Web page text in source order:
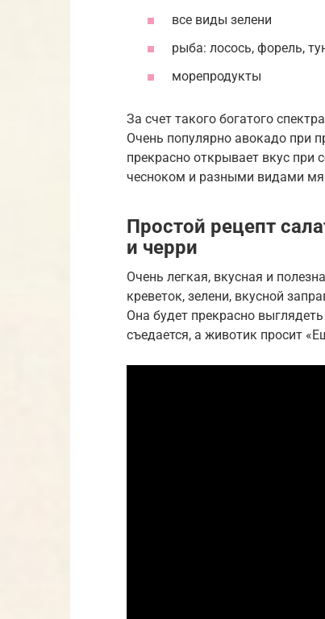
все виды зелени
рыба: лосось, форель,
морепродукты
За счет такого богатого
Очень популярно авокадо при
прекрасно открывает вкус при
чесноком и разными видами
Простой рецепт
и черри
Очень легкая, вкусная и
креветок, зелени, вкусной
Она будет прекрасно
съедается, а животик просит